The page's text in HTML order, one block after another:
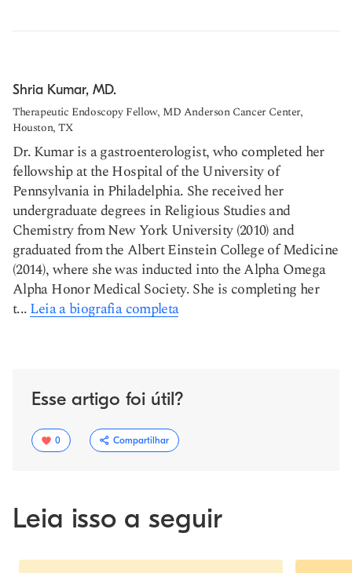
Shria Kumar, MD.
Therapeutic Endoscopy Fellow, MD Anderson Cancer Center,
Houston, TX
Dr. Kumar is a gastroenterologist, who completed her
fellowship at the Hospital of the University of
Pennsylvania in Philadelphia. She received her
undergraduate degrees in Religious Studies and
Chemistry from New York University (2010) and
graduated from the Albert Einstein College of Medicine
(2014), where she was inducted into the Alpha Omega
Alpha Honor Medical Society. She is completing her
t...Leia a biografia completa
Esse artigo foi útil?
0 Compartilhar
Leia isso a seguir
Slide 1 of 4